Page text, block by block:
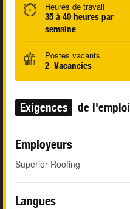
Heures de travail
35 à 40 heures par
semaine
Postes vacants
2 Vacancies
Exigences de l'emploi
Employeurs
Superior Roofing
Langues